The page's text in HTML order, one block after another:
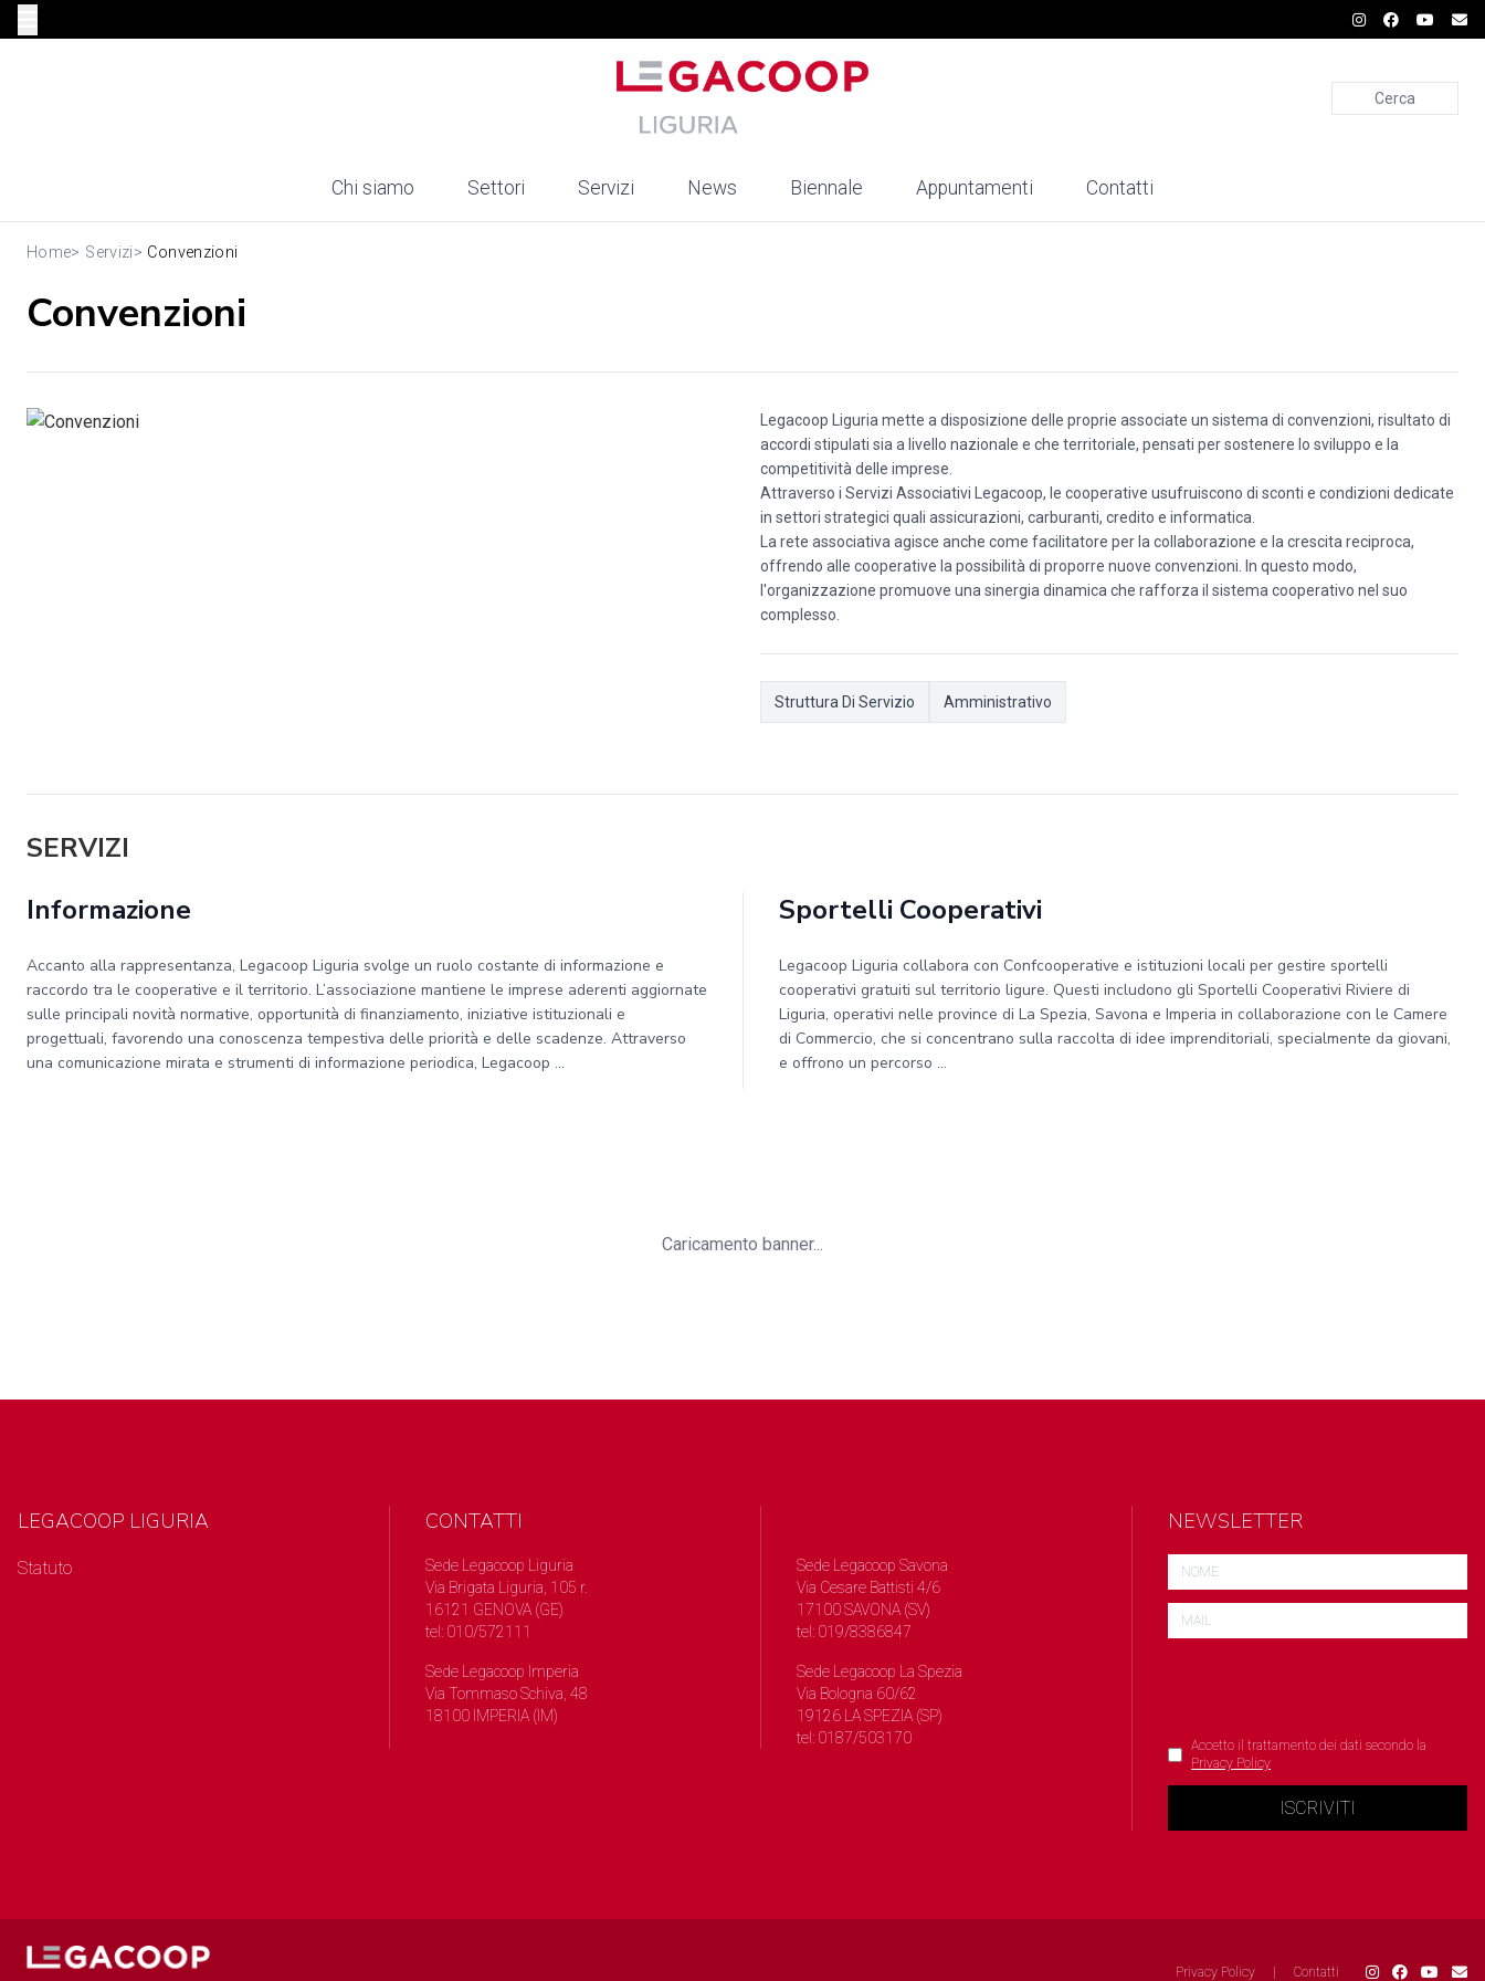
Cerca
Chi siamo Settori Servizi News Biennale Appuntamenti Contatti
Home> Servizi> Convenzioni
Convenzioni
Legacoop Liguria mette a disposizione delle proprie associate un sistema di convenzioni, risultato di
accordi stipulati sia a livello nazionale e che territoriale, pensati per sostenere lo sviluppo e la
competitività delle imprese.
Attraverso i Servizi Associativi Legacoop, le cooperative usufruiscono di sconti e condizioni dedicate
in settori strategici quali assicurazioni, carburanti, credito e informatica.
La rete associativa agisce anche come facilitatore per la collaborazione e la crescita reciproca,
offrendo alle cooperative la possibilità di proporre nuove convenzioni. In questo modo,
l'organizzazione promuove una sinergia dinamica che rafforza il sistema cooperativo nel suo
complesso.
Struttura Di Servizio Amministrativo
SERVIZI
Informazione
Accanto alla rappresentanza, Legacoop Liguria svolge un ruolo costante di informazione e
raccordo tra le cooperative e il territorio. L’associazione mantiene le imprese aderenti aggiornate
sulle principali novità normative, opportunità di finanziamento, iniziative istituzionali e
progettuali, favorendo una conoscenza tempestiva delle priorità e delle scadenze. Attraverso
una comunicazione mirata e strumenti di informazione periodica, Legacoop ...
Sportelli Cooperativi
Legacoop Liguria collabora con Confcooperative e istituzioni locali per gestire sportelli
cooperativi gratuiti sul territorio ligure. Questi includono gli Sportelli Cooperativi Riviere di
Liguria, operativi nelle province di La Spezia, Savona e Imperia in collaborazione con le Camere
di Commercio, che si concentrano sulla raccolta di idee imprenditoriali, specialmente da giovani,
e offrono un percorso ...
Caricamento banner...
LEGACOOP LIGURIA
Statuto
CONTATTI
Sede Legacoop Liguria
Via Brigata Liguria, 105 r.
16121 GENOVA (GE)
tel: 010/572111
Sede Legacoop Imperia
Via Tommaso Schiva, 48
18100 IMPERIA (IM)
Sede Legacoop Savona
Via Cesare Battisti 4/6
17100 SAVONA (SV)
tel: 019/8386847
Sede Legacoop La Spezia
Via Bologna 60/62
19126 LA SPEZIA (SP)
tel: 0187/503170
NEWSLETTER
Accetto il trattamento dei dati secondo la
Privacy Policy
ISCRIVITI
Privacy Policy Contatti